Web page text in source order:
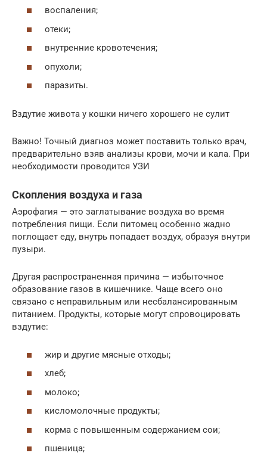
воспаления;
отеки;
внутренние кровотечения;
опухоли;
паразиты.
Вздутие живота у кошки ничего хорошего не сулит
Важно! Точный диагноз может поставить только врач,
предварительно взяв анализы крови, мочи и кала. При
необходимости проводится УЗИ
Скопления воздуха и газа
Аэрофагия — это заглатывание воздуха во время
потребления пищи. Если питомец особенно жадно
поглощает еду, внутрь попадает воздух, образуя внутри
пузыри.
Другая распространенная причина — избыточное
образование газов в кишечнике. Чаще всего оно
связано с неправильным или несбалансированным
питанием. Продукты, которые могут спровоцировать
вздутие:
жир и другие мясные отходы;
хлеб;
молоко;
кисломолочные продукты;
корма с повышенным содержанием сои;
пшеница;